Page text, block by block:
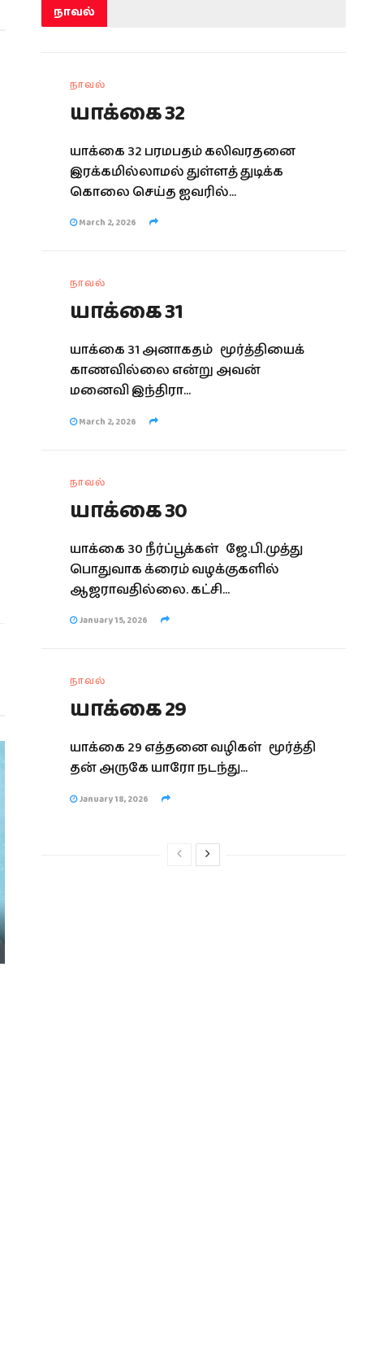
நாவல்
நாவல்
யாக்கை 32
யாக்கை 32 பரமபதம் கலிவரதனை
இரக்கமில்லாமல் துள்ளத் துடிக்க
கொலை செய்த ஐவரில்...
March 2, 2026
நாவல்
யாக்கை 31
யாக்கை 31 அனாகதம் மூர்த்தியைக்
காணவில்லை என்று அவன்
மனைவி இந்திரா...
March 2, 2026
நாவல்
யாக்கை 30
யாக்கை 30 நீர்ப்பூக்கள் ஜே.பி.முத்து
பொதுவாக க்ரைம் வழக்குகளில்
ஆஜராவதில்லை. கட்சி...
January 15, 2026
நாவல்
யாக்கை 29
யாக்கை 29 எத்தனை வழிகள் மூர்த்தி
தன் அருகே யாரோ நடந்து...
January 18, 2026